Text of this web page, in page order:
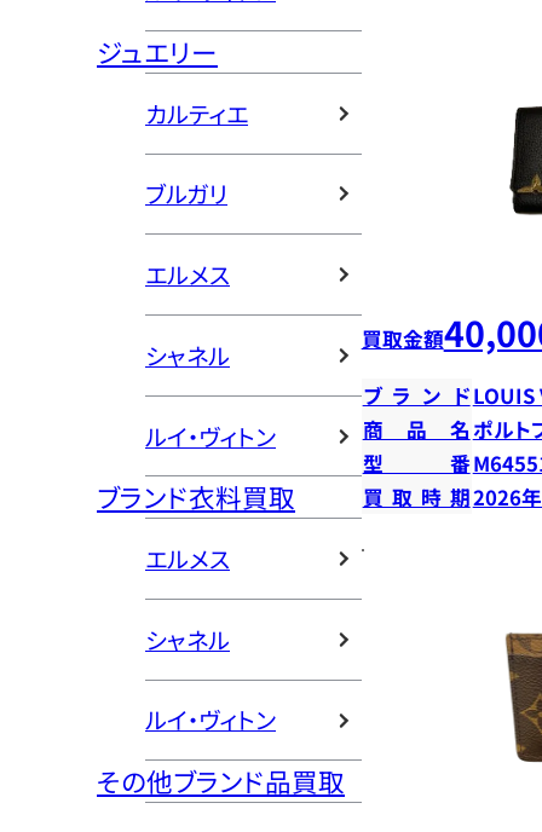
ジュエリー
カルティエ
ブルガリ
エルメス
シャネル
ルイ・ヴィトン
ブランド衣料買取
エルメス
シャネル
ルイ・ヴィトン
その他ブランド品買取
買取金額
ブランドLOUIS
商品名ポルト
型番
買取時期2026